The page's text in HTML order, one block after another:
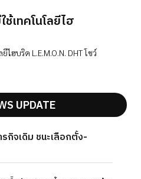
เทคโนโลยีไฮ
ไฮบริด L.E.M.O.N. DHT โชว์
UPDATE
กิจเดิม ชนะเลือกตั้ง-